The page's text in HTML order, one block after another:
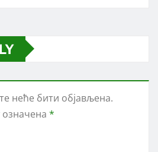
неће бити објављена.
*